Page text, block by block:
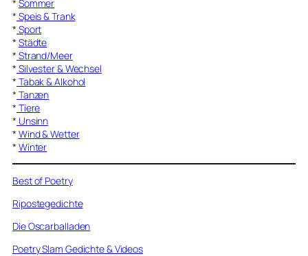
* Sommer
* Speis & Trank
* Sport
* Städte
* Strand/Meer
* Silvester & Wechsel
* Tabak & Alkohol
* Tanzen
* Tiere
* Unsinn
* Wind & Wetter
* Winter
Best of Poetry
Ripostegedichte
Die Oscarballaden
Poetry Slam Gedichte & Videos